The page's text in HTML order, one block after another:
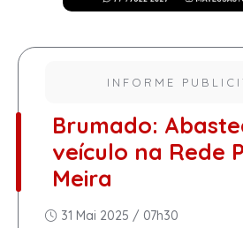
INFORME
Brumado:
veículo na Rede
Meira
31 Mai 2025 / 07h30